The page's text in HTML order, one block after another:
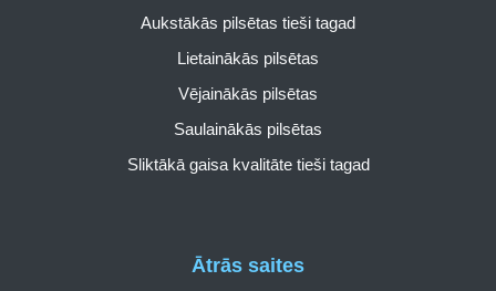
Ātrās saites
Aukstākās pilsētas tieši tagad
Lietainākās pilsētas
Vējainākās pilsētas
Saulainākās pilsētas
Sliktākā gaisa kvalitāte tieši tagad